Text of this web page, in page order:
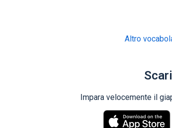
Altro
Impara velocemente il